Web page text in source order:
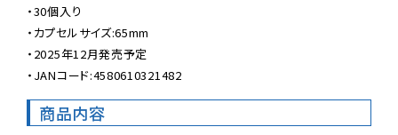
・30個入り
・カプセルサイズ:65mm
・2025年12月発売予定
・JANコード:4580610321482
商品内容